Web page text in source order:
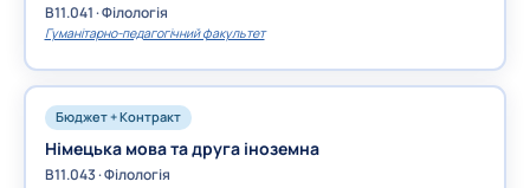
B11.041 · Філологія
Гуманітарно-педагогічний факультет
Бюджет + Контракт
Німецька мова та друга іноземна
B11.043 · Філологія